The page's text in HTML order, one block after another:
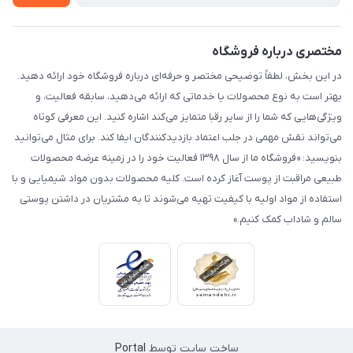
مختصری درباره فروشگاه
در این بخش، لطفاً توضیحی مختصر و حرفه‌ای درباره فروشگاه خود ارائه دهید.
بهتر است به نوع محصولات یا خدماتی که ارائه می‌دهید، سابقه فعالیت، و
ویژگی‌هایی که شما را از سایر رقبا متمایز می‌کند اشاره کنید. این معرفی کوتاه
می‌تواند نقش مهمی در جلب اعتماد بازدیدکنندگان ایفا کند. برای مثال می‌توانید
بنویسید: «فروشگاه ما از سال ۱۳۹۸ فعالیت خود را در زمینه عرضه محصولات
طبیعی مراقبت از پوست آغاز کرده است. کلیه محصولات بدون مواد شیمیایی و با
استفاده از مواد اولیه با کیفیت تهیه می‌شوند تا به مشتریان در داشتن پوستی
سالم و شاداب کمک کنیم.»
ساخت سایت توسط Portal